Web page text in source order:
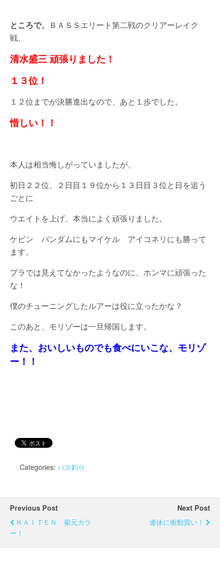
ところで、
ＢＡＳＳエリート第二戦のクリアーレイク
戦、
清水盛三 頑張りました！
１３位！
１２位までが決勝進出なので、あと１歩でした。
惜しい！！
本人は相当悔しがっていましたが、
初日２２位、２日目１９位から１３日目３位と日を追う
ごとに
ウエイトを上げ、本当によく頑張りました。
ケビン バンダムにもマイケル アイコネリにも勝って
ます。
プラでは見えてなかったようなのに、ホンマに頑張った
な！
僕のチューニングしたルアーは役に立ったかな？
このあと、モリゾーは一旦帰国します。
また、おいしいものでも食べにいこな、モリゾ
ー！！
Categories: バス釣り
Previous Post
ＫＡＩＴＥＮ 菊元カラ
ー！
Next Post
連休に衝動買い！